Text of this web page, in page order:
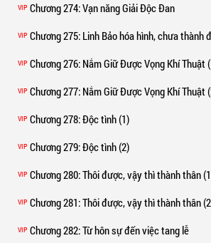
VIP Chương 274: Vạn năng Giải Độc Đan
VIP Chương 275: Linh Bảo hóa hình, chưa thành
VIP Chương 276: Nắm Giữ Được Vọng Khí Thuật
VIP Chương 277: Nắm Giữ Được Vọng Khí Thuật
VIP Chương 278: Độc tình (1)
VIP Chương 279: Độc tình (2)
VIP Chương 280: Thôi được, vậy thì thành thân
VIP Chương 281: Thôi được, vậy thì thành thân
VIP Chương 282: Từ hôn sự đến việc tang lễ